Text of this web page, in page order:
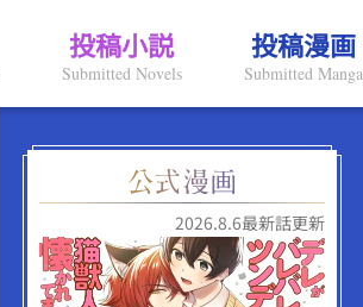
投稿小説
Submitted Novels
投稿漫画
Submitted Manga
2026.8.6最新話更新